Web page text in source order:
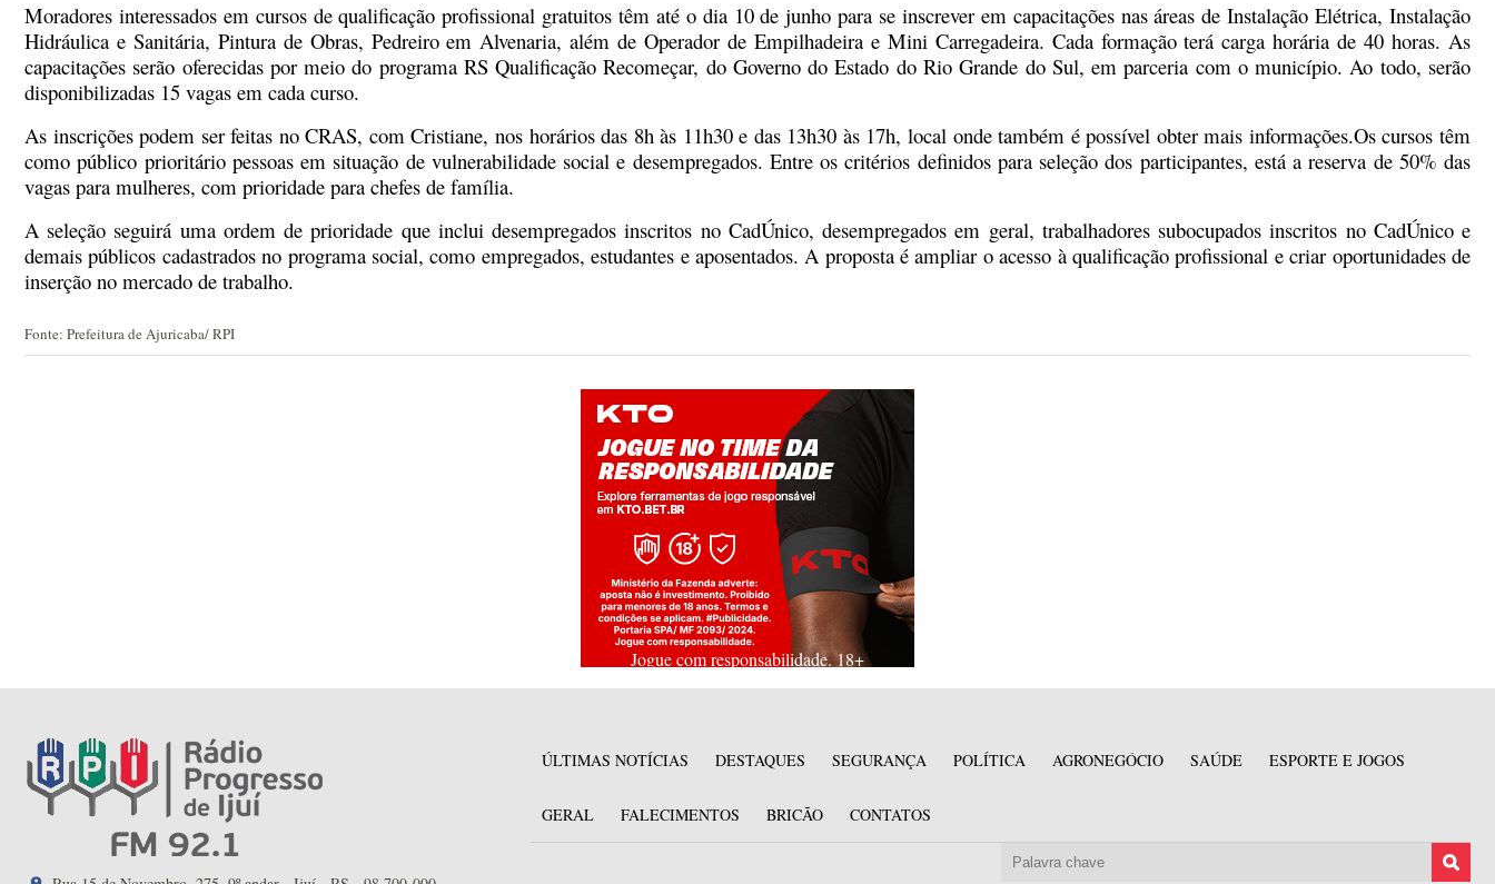
Moradores interessados em cursos de qualificação profissional gratuitos têm até o dia 10 de junho para se inscrever em capacitações nas áreas de Instalação Elétrica, Instalação
Hidráulica e Sanitária, Pintura de Obras, Pedreiro em Alvenaria, além de Operador de Empilhadeira e Mini Carregadeira. Cada formação terá carga horária de 40 horas. As
capacitações serão oferecidas por meio do programa RS Qualificação Recomeçar, do Governo do Estado do Rio Grande do Sul, em parceria com o município. Ao todo, serão
disponibilizadas 15 vagas em cada curso.
As inscrições podem ser feitas no CRAS, com Cristiane, nos horários das 8h às 11h30 e das 13h30 às 17h, local onde também é possível obter mais informações.Os cursos têm
como público prioritário pessoas em situação de vulnerabilidade social e desempregados. Entre os critérios definidos para seleção dos participantes, está a reserva de 50% das
vagas para mulheres, com prioridade para chefes de família.
A seleção seguirá uma ordem de prioridade que inclui desempregados inscritos no CadÚnico, desempregados em geral, trabalhadores subocupados inscritos no CadÚnico e
demais públicos cadastrados no programa social, como empregados, estudantes e aposentados.A proposta é ampliar o acesso à qualificação profissional e criar oportunidades de
inserção no mercado de trabalho.
Fonte: Prefeitura de Ajuricaba/ RPI
Jogue com responsabilidade. 18+
ÚLTIMAS NOTÍCIAS DESTAQUES SEGURANÇA POLÍTICA AGRONEGÓCIO SAÚDE ESPORTE E JOGOS
GERAL FALECIMENTOS BRICÃO CONTATOS